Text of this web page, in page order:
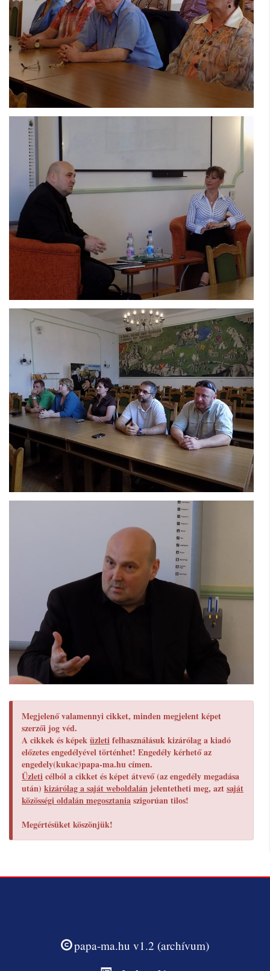
Megjelenő valamennyi cikket, minden megjelent képet
szerzői jog véd.
A cikkek és képeküzletifelhasználásuk kizárólag a kiadó
előzetes engedélyével történhet! Engedély kérhető az
engedely(kukac)papa-ma.hu címen.
Üzleticélból a cikket és képet átvevő (az engedély megadása
után) kizárólag a saját weboldalán jelentetheti meg, aztsaját
közösségi oldalán megosztaniaszigorúan tilos!
Megértésüket köszönjük!
papa-ma.hu v1.2 (archívum)